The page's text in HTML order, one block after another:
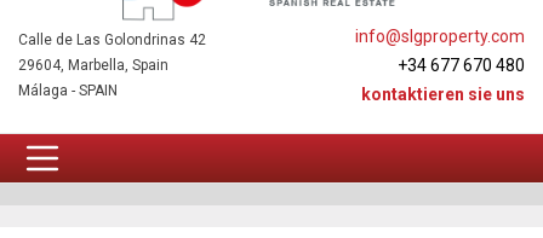
info@slgproperty.com
+34 677 670 480
kontaktieren sie uns
Calle de Las Golondrinas 42
29604, Marbella, Spain
Málaga - SPAIN